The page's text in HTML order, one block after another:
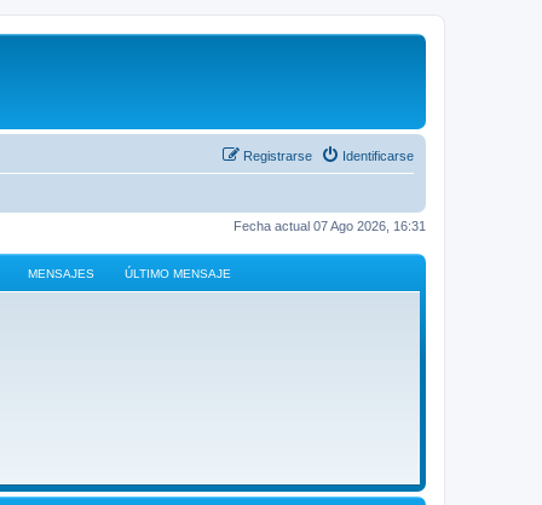
Identificarse
Registrarse
Fecha actual 07 Ago 2026, 16:31
MENSAJES ÚLTIMO MENSAJE